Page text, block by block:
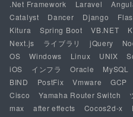
.Net Framework
Laravel
Catalyst
Dancer Django
Kitura
Spring Boot VB.NET
Next.js
ライブラリ jQuery
OS
Windows Linux UNIX
iOS
インフラ Oracle MySQL
BIND
PostFix Vmware GCP
Cisco
Yamaha Router Switch
max
after effects Cocos2d-x